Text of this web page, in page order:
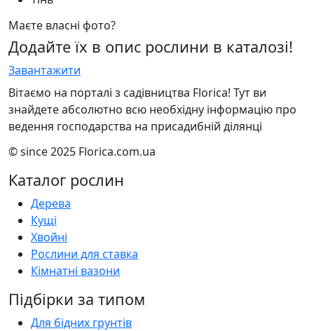
Маєте власні фото?
Додайте їх в опис рослини в каталозі!
Завантажити
Вітаємо на порталі з садівництва Florica! Тут ви
знайдете абсолютно всю необхідну інформацію про
ведення господарства на присадибній ділянці
© since 2025 Florica.com.ua
Каталог рослин
Дерева
Кущі
Хвойні
Рослини для ставка
Кімнатні вазони
Підбірки за типом
Для бідних грунтів